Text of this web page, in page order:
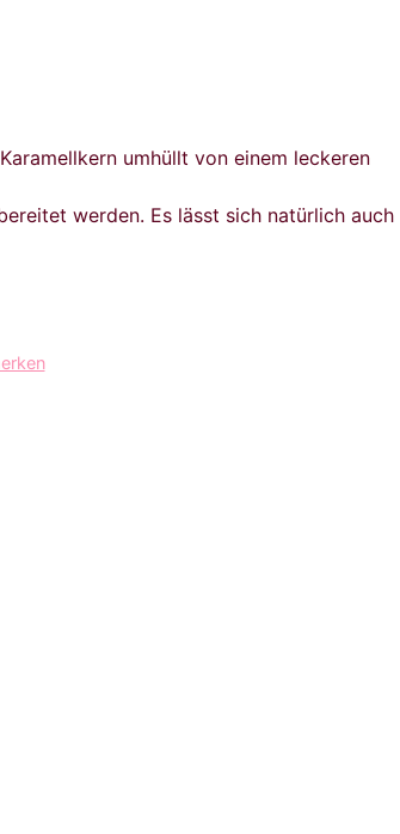
umhüllt von einem leckeren
werden. Es lässt sich natürlich auch